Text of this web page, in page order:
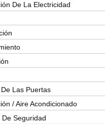
De La Electricidad
Las Puertas
/ Aire Acondicionado
Seguridad